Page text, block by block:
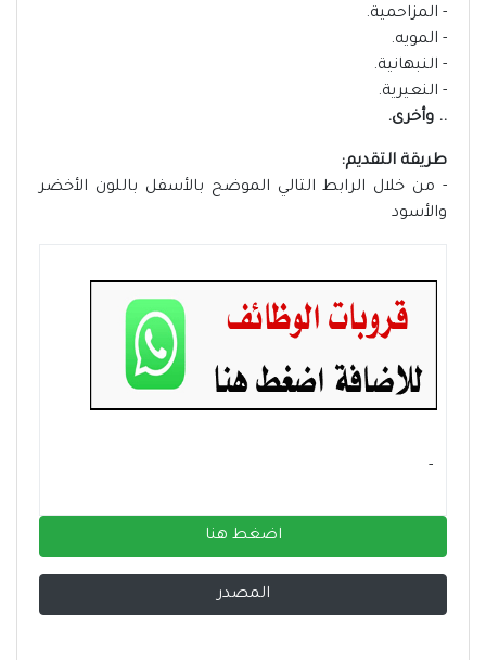
- المزاحمية.
- المويه.
- النبهانية.
- النعيرية.
.. وأخرى.
طريقة التقديم:
- من خلال الرابط التالي الموضح بالأسفل باللون الأخضر
والأسود
- ‏
اضغط هنا
المصدر